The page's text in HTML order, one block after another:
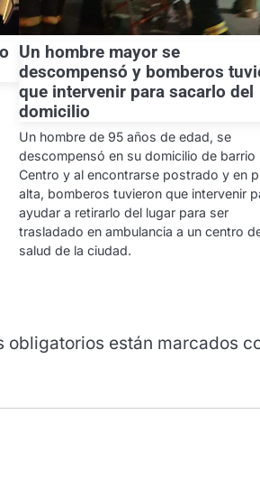
Un hombre mayor se
descompensó y bomberos
que intervenir para sacarlo del
domicilio
Un hombre de 95 años de edad, se
descompensó en su domicilio de barrio
Centro y al encontrarse postrado y en
alta, bomberos tuvieron que intervenir
ayudar a retirarlo del lugar para ser
trasladado en ambulancia a un centro
salud de la ciudad.
obligatorios están marcados